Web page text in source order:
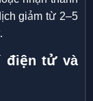
giảm từ 2–5
điện tử và